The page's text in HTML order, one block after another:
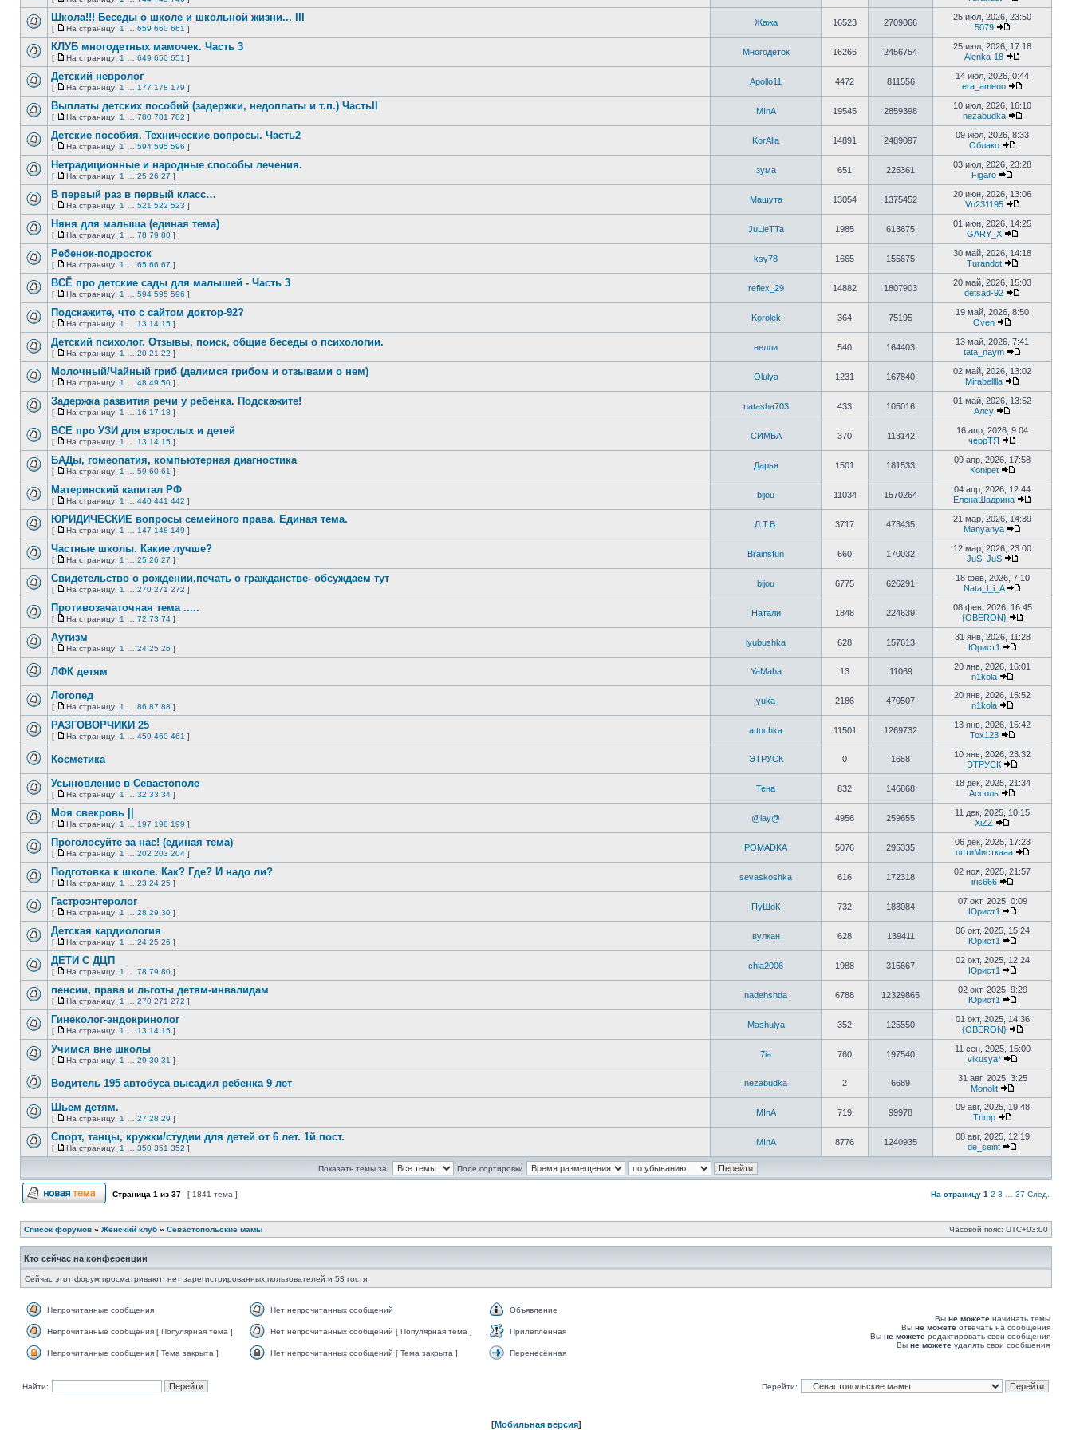
Нет
непрочитанных
сообщений
На
страницу
Перейти
к
Нет
непрочитанных
сообщений
Школа!!! Беседы о школе и школьной жизни... III
[
На
страницу
На страницу: 1 659 660 661 ]
Жажа 16523 2709066
25 июл, 2026, 23:50
5079
Перейти
к
последнему
Нет
непрочитанных
сообщений
КЛУБ многодетных мамочек. Часть 3
[
На
страницу
На страницу: 1 649 650 651 ]
Многодеток 16266 2456754
25 июл, 2026, 17:18
Alenka-18
Перейти
к
последнему
Нет
непрочитанных
сообщений
Детский невролог
[
На
страницу
На страницу: 1 177 178 179 ]
Apollo11 4472 811556
14 июл, 2026, 0:44
era_ameno
Перейти
к
Нет
непрочитанных
сообщений
Выплаты детских пособий (задержки, недоплаты и т.п.) ЧастьII
[
На
страницу
На страницу: 1 780 781 782 ]
MInA 19545 2859398
10 июл, 2026, 16:10
nezabudka
Перейти
к
Нет
непрочитанных
сообщений
Детские пособия. Технические вопросы. Часть2
[
На
страницу
На страницу: 1 594 595 596 ]
KorAlla 14891 2489097
09 июл, 2026, 8:33
Облако
Перейти
к
Нет
непрочитанных
сообщений
Нетрадиционные и народные способы лечения.
[
На
страницу
На страницу: 1 25 26 27 ]
зума 651 225361
03 июл, 2026, 23:28
Figaro
Перейти
к
последнему
Нет
непрочитанных
сообщений
В первый раз в первый класс…
[
На
страницу
На страницу: 1 521 522 523 ]
Машута 13054 1375452
20 июн, 2026, 13:06
Vn231195
Перейти
к
Нет
непрочитанных
сообщений
Няня для малыша (единая тема)
[
На
страницу
На страницу: 1 78 79 80 ]
JuLieTTa 1985 613675
01 июн, 2026, 14:25
GARY_X
Перейти
к
Нет
непрочитанных
сообщений
Ребенок-подросток
[
На
страницу
На страницу: 1 65 66 67 ]
ksy78 1665 155675
30 май, 2026, 14:18
Turandot
Перейти
к
последнему
Нет
непрочитанных
сообщений
ВСЁ про детские сады для малышей - Часть 3
[
На
страницу
На страницу: 1 594 595 596 ]
reflex_29 14882 1807903
20 май, 2026, 15:03
detsad-92
Перейти
к
Нет
непрочитанных
сообщений
Подскажите, что с сайтом доктор-92?
[
На
страницу
На страницу: 1 13 14 15 ]
Korolek 364 75195
19 май, 2026, 8:50
Oven
Перейти
к
последнему
Нет
непрочитанных
сообщений
Детский психолог. Отзывы, поиск, общие беседы о психологии.
[
На
страницу
На страницу: 1 20 21 22 ]
нелли 540 164403
13 май, 2026, 7:41
tata_naym
Перейти
к
Нет
непрочитанных
сообщений
Молочный/Чайный гриб (делимся грибом и отзывами о нем)
[
На
страницу
На страницу: 1 48 49 50 ]
Olulya 1231 167840
02 май, 2026, 13:02
Mirabelllla
Перейти
к
Нет
непрочитанных
сообщений
Задержка развития речи у ребенка. Подскажите!
[
На
страницу
На страницу: 1 16 17 18 ]
natasha703 433 105016
01 май, 2026, 13:52
Алсу
Перейти
к
последнему
Нет
непрочитанных
сообщений
ВСЕ про УЗИ для взрослых и детей
[
На
страницу
На страницу: 1 13 14 15 ]
СИМБА 370 113142
16 апр, 2026, 9:04
черрТЯ
Перейти
к
Нет
непрочитанных
сообщений
БАДы, гомеопатия, компьютерная диагностика
[
На
страницу
На страницу: 1 59 60 61 ]
Дарья 1501 181533
09 апр, 2026, 17:58
Konipet
Перейти
к
последнему
Нет
непрочитанных
сообщений
Материнский капитал РФ
[
На
страницу
На страницу: 1 440 441 442 ]
bijou 11034 1570264
04 апр, 2026, 12:44
ЕленаШадрина
Перейти
Нет
непрочитанных
сообщений
ЮРИДИЧЕСКИЕ вопросы семейного права. Единая тема.
[
На
страницу
На страницу: 1 147 148 149 ]
Л.Т.В. 3717 473435
21 мар, 2026, 14:39
Manyanya
Перейти
к
Нет
непрочитанных
сообщений
Частные школы. Какие лучше?
[
На
страницу
На страницу: 1 25 26 27 ]
Brainsfun 660 170032
12 мар, 2026, 23:00
JuS_JuS
Перейти
к
последнему
Нет
непрочитанных
сообщений
Свидетельство о рождении,печать о гражданстве- обсуждаем тут
[
На
страницу
На страницу: 1 270 271 272 ]
bijou 6775 626291
18 фев, 2026, 7:10
Nata_l_i_A
Перейти
к
последнему
Нет
непрочитанных
сообщений
Противозачаточная тема .....
[
На
страницу
На страницу: 1 72 73 74 ]
Натали 1848 224639
08 фев, 2026, 16:45
{OBERON}
Перейти
к
Нет
сообщений
Аутизм
[
На
На страницу: 1 24 25 26 ]
lyubushka 628 157613
31 янв, 2026, 11:28
Юрист1
Перейти
к
сообщению
непрочитанных
сообщений
ЛФК детям YaMaha 13 11069
20 янв, 2026, 16:01
n1kola
Перейти
к
сообщению
Нет
непрочитанных
сообщений
Логопед
[
На
страницу
На страницу: 1 86 87 88 ]
yuka 2186 470507
20 янв, 2026, 15:52
n1kola
Перейти
к
последнему
Нет
сообщений
РАЗГОВОРЧИКИ 25
[
На
На страницу: 1 459 460 461 ]
attochka 11501 1269732
13 янв, 2026, 15:42
Tox123
Перейти
к
последнему
сообщению
непрочитанных
сообщений
Косметика ЭТРУСК 0 1658
10 янв, 2026, 23:32
ЭТРУСК
Перейти
к
сообщению
Нет
непрочитанных
сообщений
Усыновление в Севастополе
[
На
страницу
На страницу: 1 32 33 34 ]
Тена 832 146868
18 дек, 2025, 21:34
Ассоль
Перейти
к
Нет
непрочитанных
сообщений
Моя свекровь ||
[
На
страницу
На страницу: 1 197 198 199 ]
@lay@ 4956 259655
11 дек, 2025, 10:15
XiZZ
Перейти
к
последнему
Нет
непрочитанных
сообщений
Проголосуйте за нас! (единая тема)
[
На
страницу
На страницу: 1 202 203 204 ]
POMADKA 5076 295335
06 дек, 2025, 17:23
оптиМисткааа
Перейти
к
Нет
непрочитанных
сообщений
Подготовка к школе. Как? Где? И надо ли?
[
На
страницу
На страницу: 1 23 24 25 ]
sevaskoshka 616 172318
02 ноя, 2025, 21:57
iris666
Перейти
к
последнему
Нет
непрочитанных
сообщений
Гастроэнтеролог
[
На
страницу
На страницу: 1 28 29 30 ]
ПуШоК 732 183084
07 окт, 2025, 0:09
Юрист1
Перейти
к
Нет
непрочитанных
сообщений
Детская кардиология
[
На
страницу
На страницу: 1 24 25 26 ]
вулкан 628 139411
06 окт, 2025, 15:24
Юрист1
Перейти
к
Нет
сообщений
ДЕТИ С ДЦП
[
На
страницу
На страницу: 1 78 79 80 ]
chia2006 1988 315667
02 окт, 2025, 12:24
Юрист1
Перейти
к
Нет
непрочитанных
сообщений
пенсии, права и льготы детям-инвалидам
[
На
страницу
На страницу: 1 270 271 272 ]
nadehshda 6788 12329865
02 окт, 2025, 9:29
Юрист1
Перейти
к
последнему
Нет
непрочитанных
сообщений
Гинеколог-эндокринолог
[
На
страницу
На страницу: 1 13 14 15 ]
Mashulya 352 125550
01 окт, 2025, 14:36
{OBERON}
Перейти
к
Нет
сообщений
Учимся вне школы
[
На
На страницу: 1 29 30 31 ]
7ia 760 197540
11 сен, 2025, 15:00
vikusya*
Перейти
к
сообщению
непрочитанных
сообщений
Водитель 195 автобуса высадил ребенка 9 лет nezabudka 2 6689
31 авг, 2025, 3:25
Monolit
Перейти
к
сообщению
Нет
непрочитанных
сообщений
Шьем детям.
[
На
страницу
На страницу: 1 27 28 29 ]
MInA 719 99978
09 авг, 2025, 19:48
Trimp
Перейти
к
последнему
Нет
Спорт, танцы, кружки/студии для детей от 6 лет. 1й пост.
[
На
На страницу: 1 350 351 352 ]
MInA 8776 1240935
08 авг, 2025, 12:19
de_seint
Перейти
сообщению
Показать темы за: Поле сортировки
Страница 1 из 37 [ 1841 тема ] На страницу 1 2 3 37 След.
Список форумов » Женский клуб » Севастопольские мамы Часовой пояс: UTC+03:00
Кто сейчас на конференции
Сейчас этот форум просматривают: нет зарегистрированных пользователей и 53 гостя
сообщения
Непрочитанные сообщения
непрочитанных
сообщений
Нет непрочитанных сообщений
Объявление
сообщения
]
Непрочитанные сообщения [ Популярная тема ]
непрочитанных
сообщений
Нет непрочитанных сообщений [ Популярная тема ]
Прилепленная
Тема
Непрочитанные сообщения [ Тема закрыта ]
Нет непрочитанных сообщений [ Тема закрыта ]
Перенесённая
Вы не можете начинать темы
Вы не можете отвечать на сообщения
Вы не можете редактировать свои сообщения
Вы не можете удалять свои сообщения
Найти: Перейти:
[Мобильная версия]